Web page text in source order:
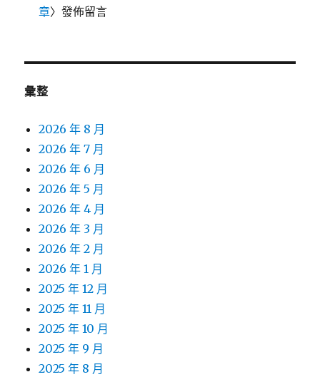
章〉發佈留言
彙整
2026 年 8 月
2026 年 7 月
2026 年 6 月
2026 年 5 月
2026 年 4 月
2026 年 3 月
2026 年 2 月
2026 年 1 月
2025 年 12 月
2025 年 11 月
2025 年 10 月
2025 年 9 月
2025 年 8 月